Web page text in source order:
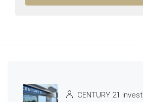
CENTURY 21 Invest